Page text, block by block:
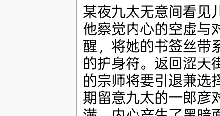
某夜九太无意间看见
他察觉内心的空虚与
醒，将她的书签丝带
的护身符。返回涩天
的宗师将要引退兼选
期留意九太的一郎彦